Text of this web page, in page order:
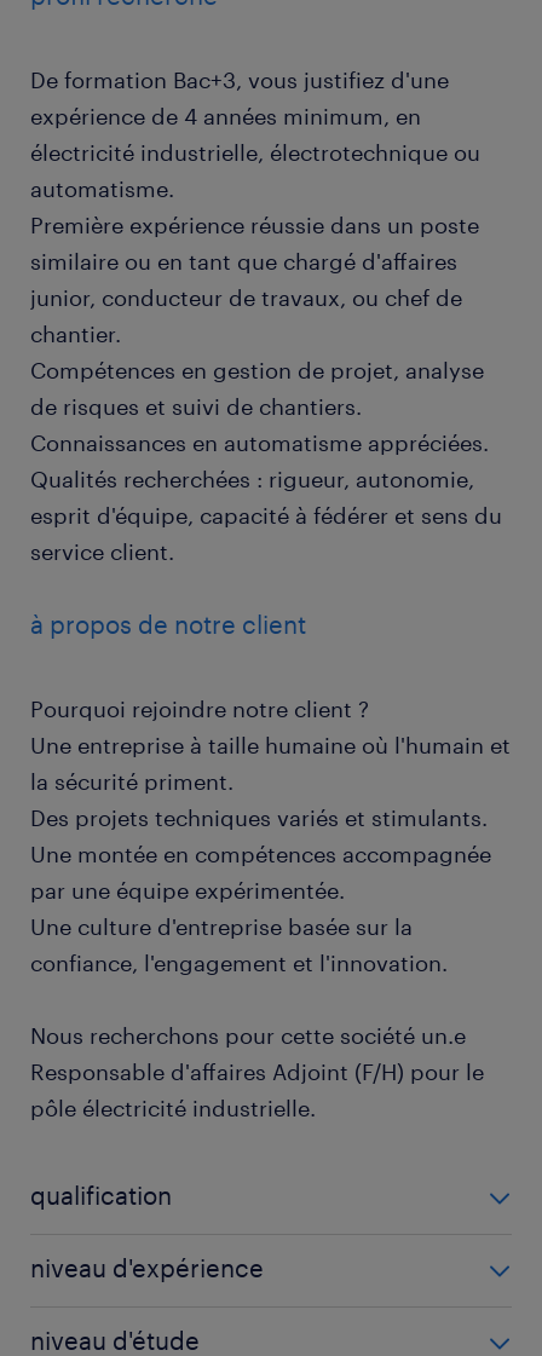
De formation Bac+3, vous justifiez d'une
expérience de 4 années minimum, en
électricité industrielle, électrotechnique ou
automatisme.
Première expérience réussie dans un poste
similaire ou en tant que chargé d'affaires
junior, conducteur de travaux, ou chef de
chantier.
Compétences en gestion de projet, analyse
de risques et suivi de chantiers.
Connaissances en automatisme appréciées.
Qualités recherchées : rigueur, autonomie,
esprit d'équipe, capacité à fédérer et sens du
service client.
à propos de notre client
Pourquoi rejoindre notre client ?
Une entreprise à taille humaine où l'humain et
la sécurité priment.
Des projets techniques variés et stimulants.
Une montée en compétences accompagnée
par une équipe expérimentée.
Une culture d'entreprise basée sur la
confiance, l'engagement et l'innovation.
Nous recherchons pour cette société un.e
Responsable d'affaires Adjoint (F/H) pour le
pôle électricité industrielle.
qualification
niveau d'expérience
niveau d'étude